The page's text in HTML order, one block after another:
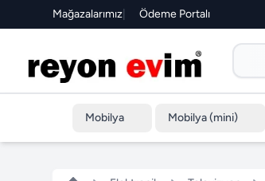
Mağazalarımız| Ödeme Portalı
Mobilya Mobilya (mini)